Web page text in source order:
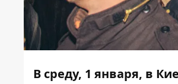
В среду, 1 января, в